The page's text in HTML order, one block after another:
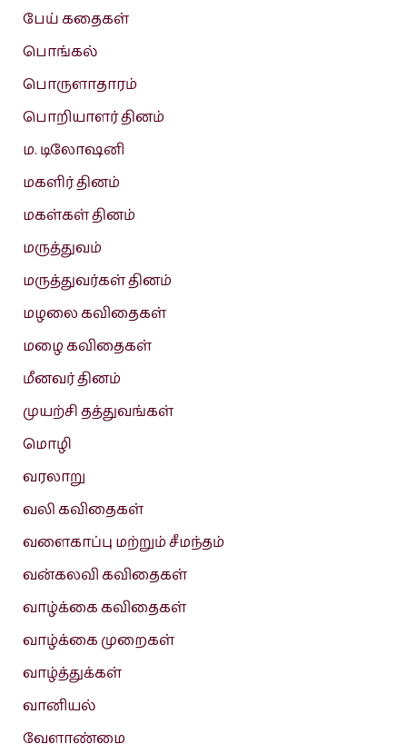
பேய் கதைகள்
பொங்கல்
பொருளாதாரம்
பொறியாளர் தினம்
ம. டிலோஷனி
மகளிர் தினம்
மகள்கள் தினம்
மருத்துவம்
மருத்துவர்கள் தினம்
மழலை கவிதைகள்
மழை கவிதைகள்
மீனவர் தினம்
முயற்சி தத்துவங்கள்
மொழி
வரலாறு
வலி கவிதைகள்
வளைகாப்பு மற்றும் சீமந்தம்
வன்கலவி கவிதைகள்
வாழ்க்கை கவிதைகள்
வாழ்க்கை முறைகள்
வாழ்த்துக்கள்
வானியல்
வேளாண்மை